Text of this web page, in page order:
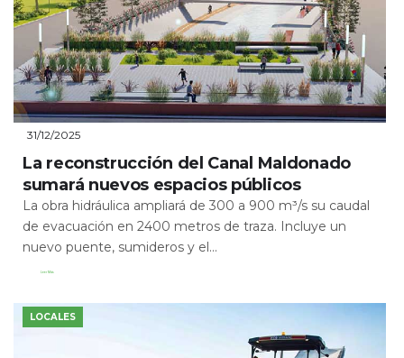
31/12/2025
La reconstrucción del Canal Maldonado
sumará nuevos espacios públicos
La obra hidráulica ampliará de 300 a 900 m³/s su caudal
de evacuación en 2400 metros de traza. Incluye un
nuevo puente, sumideros y el...
Leer Más
LOCALES